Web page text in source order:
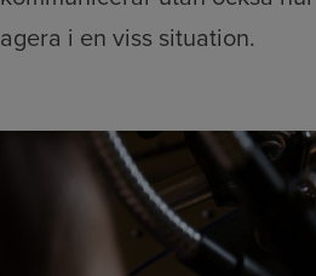
agera i en viss situation.